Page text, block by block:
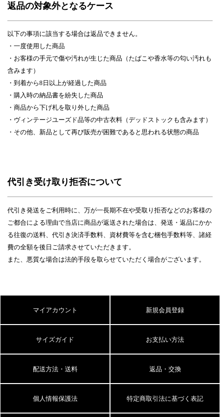
返品の対象外となるケース
以下の事項に該当する場合は返品できません。
・一度使用した商品
・お客様の手元で傷や汚れが生じた商品（たばこや香水等の匂い汚れも
含みます）
・到着から8日以上が経過した商品
・購入時の納品書を紛失した商品
・商品から下げ札を取り外した商品
・ヴィンテージユーズド品等の中古衣料（デッドストックも含みます）
・その他、新品として再び販売が困難であると思われる状態の商品
代引き受け取り拒否について
代引き発送をご利用時に、万が一長期不在や受取り拒否などのお客様の
ご都合による理由で当店に商品が返送された場合は、発送・返品にかか
る往復の送料、代引き決済手数料、資材費等を含む梱包手数料等、諸経
費の全額を後日ご請求させていただきます。
また、悪質な場合は法的手段を取らせていただく場合がございます。
マイアカウント 新規会員登録
サイズガイド お支払い方法
配送方法・送料 返品・交換
個人情報保護法 特定商取引法に基づく表記